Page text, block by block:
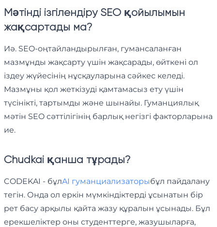
Мәтінді ізгілендіру SEO қойылымын
жақсартады ма?
Иә. SEO-оңтайландырылған, гумансаланған
мазмұнды жақсарту үшін жақсарады, өйткені ол
іздеу жүйесінің нұсқауларына сәйкес келеді.
Мазмұны қол жеткізуді қамтамасыз ету үшін
түсінікті, тартымды және шынайы. Гуманциялық
мәтін SEO сәттілігінің барлық негізгі факторларына
ие.
Chudkai қанша тұрады?
CODEKAI - бұлAI гуманциализаторыбұл пайдалану
тегін. Онда ол еркін мүмкіндіктерді ұсынатын бір
рет басу арқылы қайта жазу құралын ұсынады. Бұл
ерекшеліктер оны студенттерге, жазушыларға,